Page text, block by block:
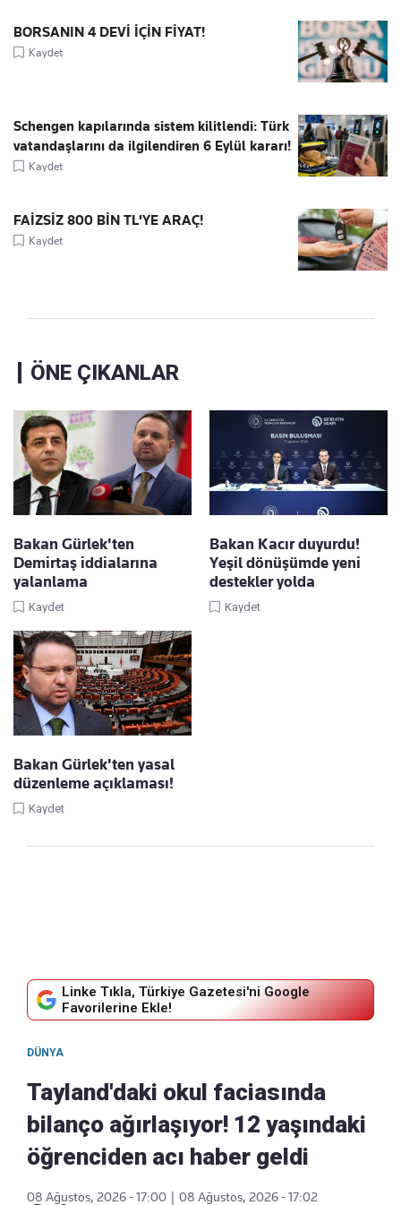
BORSANIN 4 DEVİ İÇİN FİYAT!
Kaydet
Schengen kapılarında sistem kilitlendi: Türk
vatandaşlarını da ilgilendiren 6 Eylül kararı!
Kaydet
FAİZSİZ 800 BİN TL'YE ARAÇ!
Kaydet
ÖNE ÇIKANLAR
Bakan Gürlek'ten
Demirtaş iddialarına
yalanlama
Kaydet
Bakan Kacır duyurdu!
Yeşil dönüşümde yeni
destekler yolda
Kaydet
Bakan Gürlek'ten yasal
düzenleme açıklaması!
Kaydet
Linke Tıkla, Türkiye Gazetesi'ni Google
Favorilerine Ekle!
DÜNYA
Tayland'daki okul faciasında
bilanço ağırlaşıyor! 12 yaşındaki
öğrenciden acı haber geldi
08 Ağustos, 2026 - 17:00 08 Ağustos, 2026 - 17:02